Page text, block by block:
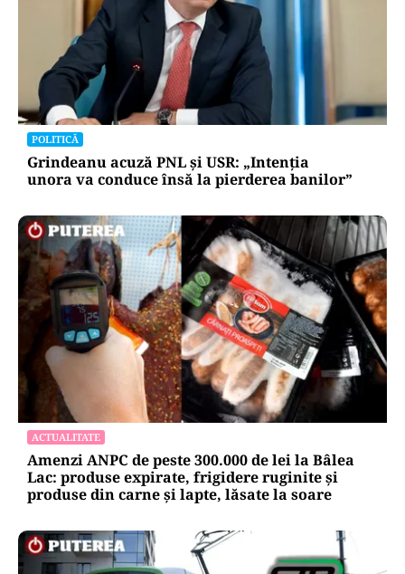
POLITICĂ
Grindeanu acuză PNL și USR: „Intenția
unora va conduce însă la pierderea banilor”
ACTUALITATE
Amenzi ANPC de peste 300.000 de lei la Bâlea
Lac: produse expirate, frigidere ruginite și
produse din carne și lapte, lăsate la soare